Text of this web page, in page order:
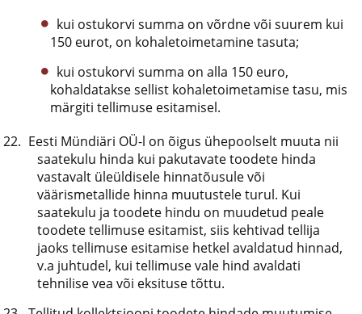
kui ostukorvi summa on võrdne või suurem kui
150 eurot, on kohaletoimetamine tasuta;
kui ostukorvi summa on alla 150 euro,
kohaldatakse sellist kohaletoimetamise tasu, mis
märgiti tellimuse esitamisel.
Eesti Mündiäri OÜ-l on õigus ühepoolselt muuta nii
saatekulu hinda kui pakutavate toodete hinda
vastavalt üleüldisele hinnatõusule või
väärismetallide hinna muutustele turul. Kui
saatekulu ja toodete hindu on muudetud peale
toodete tellimuse esitamist, siis kehtivad tellija
jaoks tellimuse esitamise hetkel avaldatud hinnad,
v.a juhtudel, kui tellimuse vale hind avaldati
tehnilise vea või eksituse tõttu.